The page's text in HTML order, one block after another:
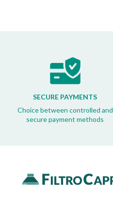
SECURE PAYMENTS
Choice between controlled and
secure payment methods